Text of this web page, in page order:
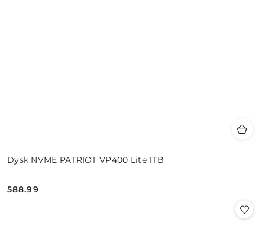
Dysk NVME PATRIOT VP400 Lite 1TB
Cena:
588.99